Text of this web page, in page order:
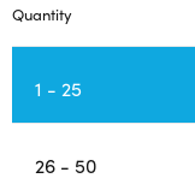
Quantity
1 - 25
26 - 50